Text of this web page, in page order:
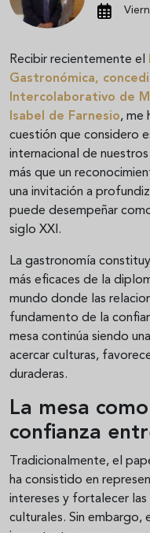
Recibir recientemente el
Gastronómica,
Intercolaborativo de
Isabel de Farnesio, me
cuestión que considero
internacional de
más que un
una invitación a
puede desempeñar
siglo XXI.
La gastronomía
más eficaces de la
mundo donde las
fundamento de la
mesa continúa siendo
acercar culturas,
duraderas.
La mesa
confianza
Tradicionalmente, el
ha consistido en
intereses y fortalecer
culturales. Sin embargo,